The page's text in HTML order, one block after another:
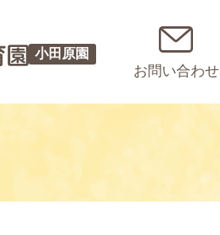
小田原園
お問い合わせ